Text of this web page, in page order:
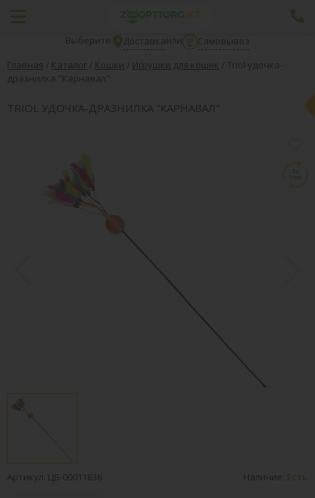
Выберите: Доставкаили
Самовывоз
Главная / Каталог / Кошки / Игрушки для кошек / Triol удочка-
дразнилка "Карнавал"
TRIOL УДОЧКА-ДРАЗНИЛКА "КАРНАВАЛ"
Артикул: ЦБ-00011836 Наличие: Есть